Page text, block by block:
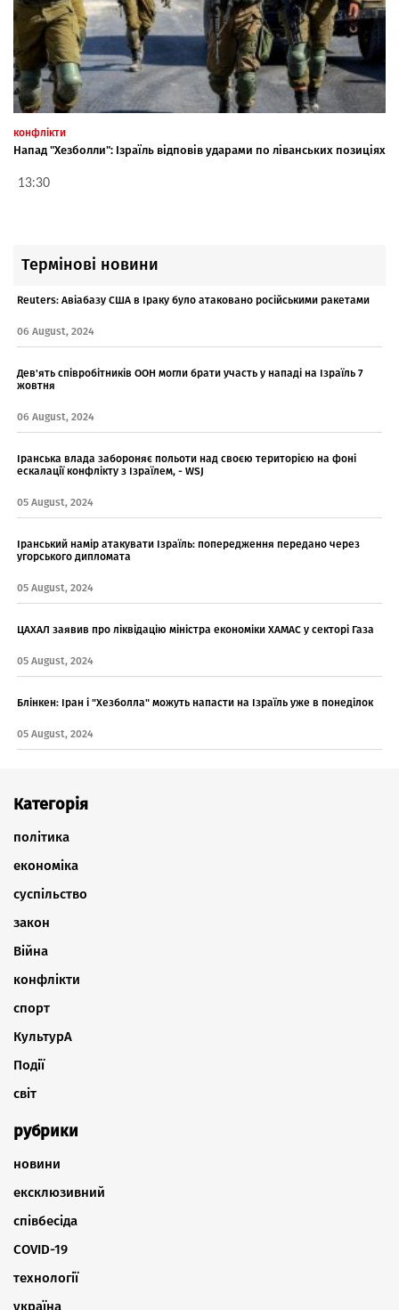
конфлікти
Напад "Хезболли": Ізраїль відповів ударами по ліванських позиціях
13:30
Термінові новини
Reuters: Авіабазу США в Іраку було атаковано російськими ракетами
06 August, 2024
Дев'ять співробітників ООН могли брати участь у нападі на Ізраїль 7
жовтня
06 August, 2024
Іранська влада забороняє польоти над своєю територією на фоні
ескалації конфлікту з Ізраїлем, - WSJ
05 August, 2024
Іранський намір атакувати Ізраїль: попередження передано через
угорського дипломата
05 August, 2024
ЦАХАЛ заявив про ліквідацію міністра економіки ХАМАС у секторі Газа
05 August, 2024
Блінкен: Іран і "Хезболла" можуть напасти на Ізраїль уже в понеділок
05 August, 2024
Категорія
політика
економіка
суспільство
закон
Війна
конфлікти
спорт
КультурА
Події
світ
рубрики
новини
ексклюзивний
співбесіда
COVID-19
технології
україна